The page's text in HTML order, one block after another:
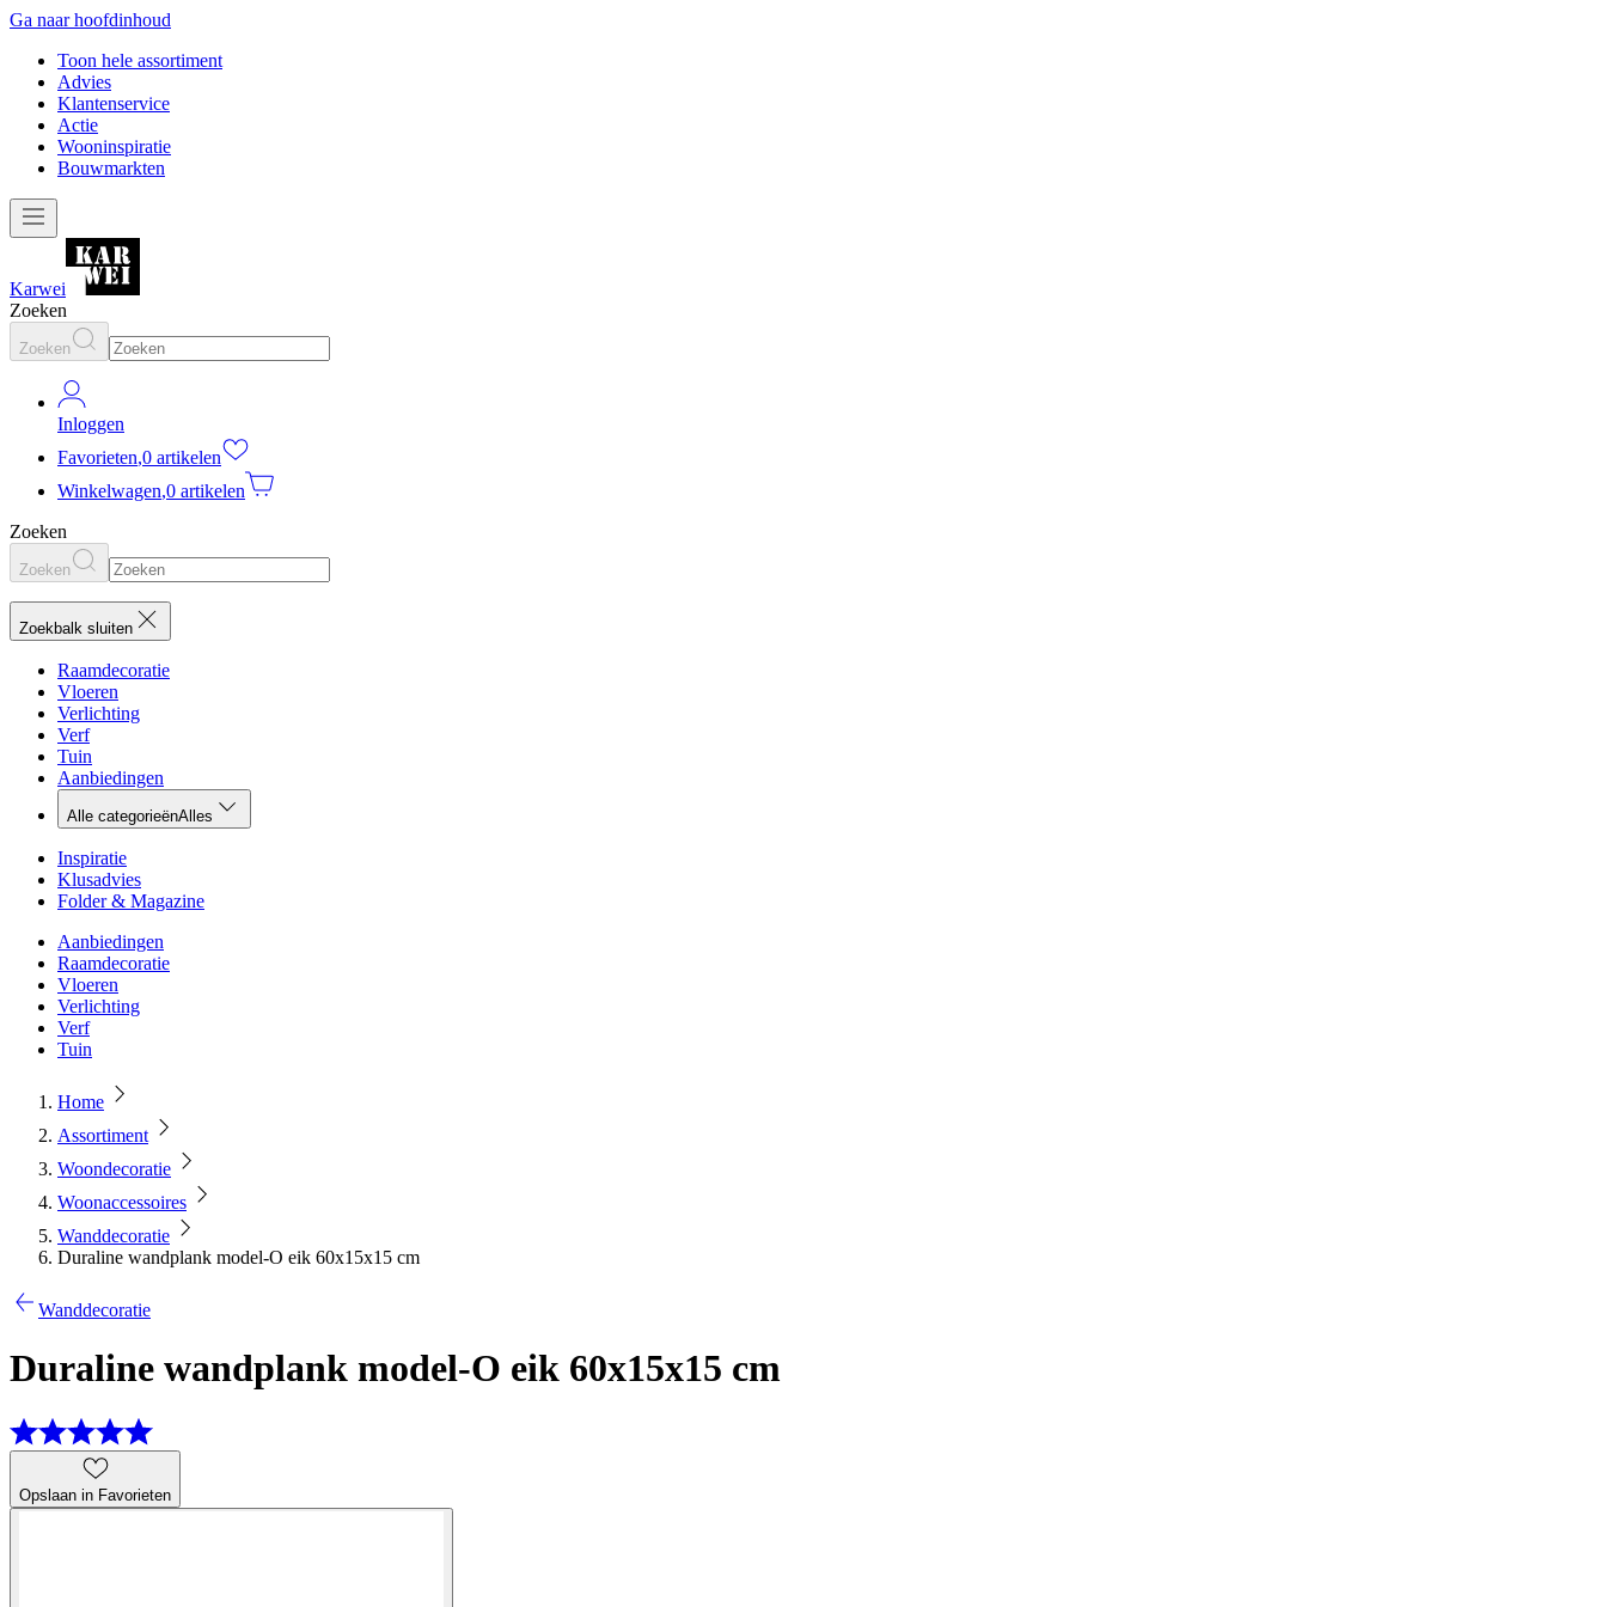
Ga naar hoofdinhoud
Toon hele assortiment
Advies
Klantenservice
Actie
Wooninspiratie
Bouwmarkten
Karwei
Zoeken
Zoeken
Inloggen
Favorieten,0 artikelen
Winkelwagen,0 artikelen
Zoeken
Zoeken
Zoekbalk sluiten
Raamdecoratie
Vloeren
Verlichting
Verf
Tuin
Aanbiedingen
Alle categorieënAlles
Inspiratie
Klusadvies
Folder & Magazine
Aanbiedingen
Raamdecoratie
Vloeren
Verlichting
Verf
Tuin
Home
Assortiment
Woondecoratie
Woonaccessoires
Wanddecoratie
Duraline wandplank model-O eik 60x15x15 cm
Wanddecoratie
Duraline wandplank model-O eik 60x15x15 cm
Opslaan in Favorieten